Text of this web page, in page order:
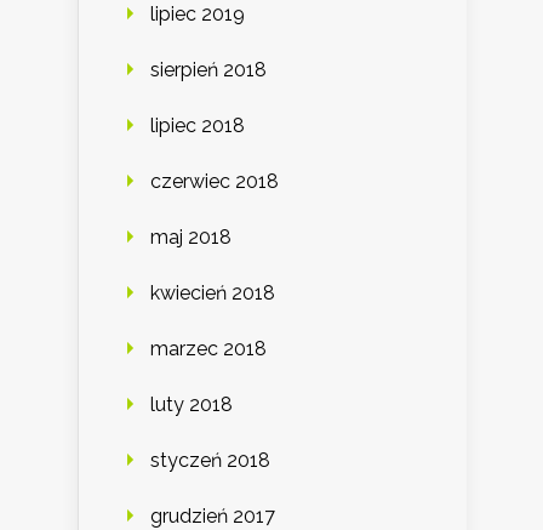
lipiec 2019
sierpień 2018
lipiec 2018
czerwiec 2018
maj 2018
kwiecień 2018
marzec 2018
luty 2018
styczeń 2018
grudzień 2017